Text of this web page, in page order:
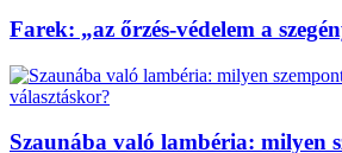
Farek: „az őrzés-védelem a
Szaunába való lambéria: milyen